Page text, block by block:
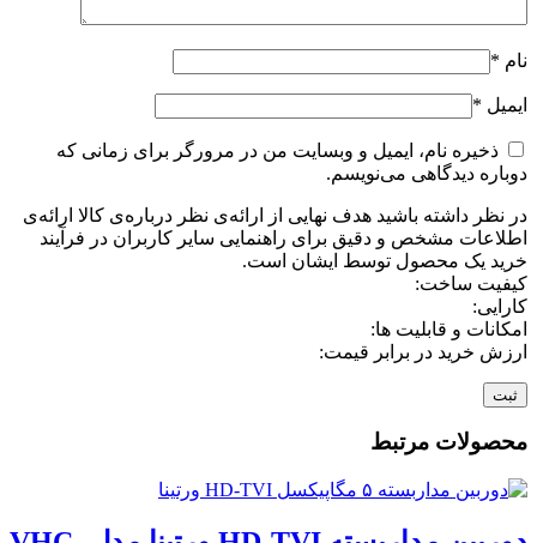
نام *
ایمیل *
ذخیره نام، ایمیل و وبسایت من در مرورگر برای زمانی که
دوباره دیدگاهی می‌نویسم.
در نظر داشته باشید هدف نهایی از ارائه‌ی نظر درباره‌ی کالا ارائه‌ی
اطلاعات مشخص و دقیق برای راهنمایی سایر کاربران در فرآیند
خرید یک محصول توسط ایشان است.
کیفیت ساخت:
کارایی:
امکانات و قابلیت ها:
ارزش خرید در برابر قیمت:
محصولات مرتبط